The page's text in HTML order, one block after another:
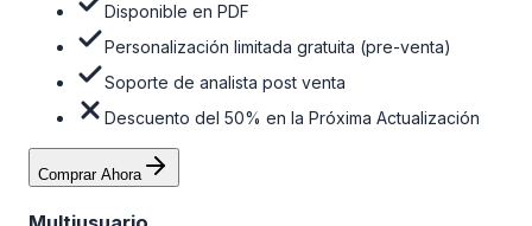
Disponible en PDF
Personalización limitada gratuita (pre-venta)
Soporte de analista post venta
Descuento del 50% en la Próxima Actualización
Comprar Ahora